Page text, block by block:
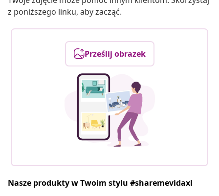
z poniższego linku, aby zacząć.
Prześlij obrazek
Nasze produkty w Twoim stylu #sharemevidaxl